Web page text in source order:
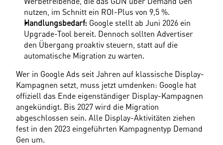
nutzen, im Schnitt ein ROI-Plus von 9,5 %.
Handlungsbedarf: Google stellt ab Juni 2026 ein
Upgrade-Tool bereit. Dennoch sollten Advertiser
den Übergang proaktiv steuern, statt auf die
automatische Migration zu warten.
Wer in Google Ads seit Jahren auf klassische Display-
Kampagnen setzt, muss jetzt umdenken: Google hat
offiziell das Ende eigenständiger Display-Kampagnen
angekündigt. Bis 2027 wird die Migration
abgeschlossen sein. Alle Display-Aktivitäten ziehen
fest in den 2023 eingeführten Kampagnentyp Demand
Gen um.